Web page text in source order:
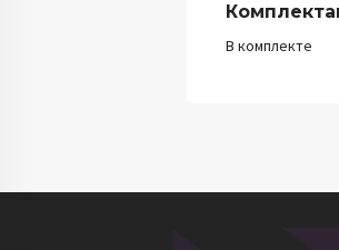
В комплекте